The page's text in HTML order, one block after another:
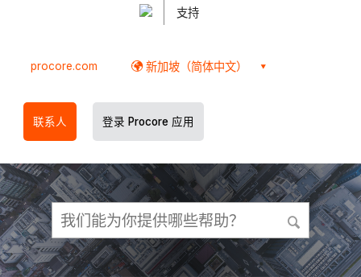
支持
procore.com 新加坡（简体中文）
联系人 登录 Procore 应用